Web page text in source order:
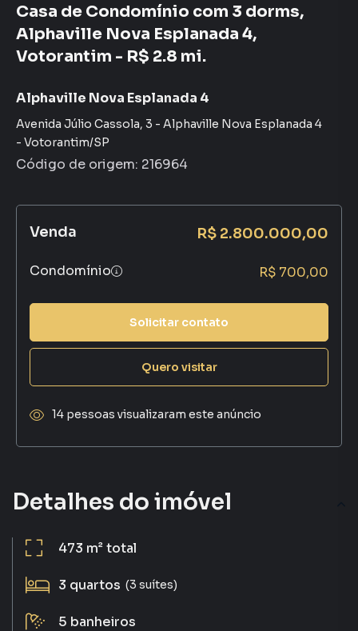
Detalhes do imóvel
473 m²total
3 quartos (3 suítes)
5 banheiros
Casa de Condomínio com 3 dorms,
Alphaville Nova Esplanada 4,
Votorantim - R$ 2.8 mi.
Alphaville Nova Esplanada 4
Avenida Júlio Cassola, 3 - Alphaville Nova Esplanada 4
- Votorantim/SP
Código de origem: 216964
Venda R$ 2.800.000,00
Condomínio R$ 700,00
Solicitar contato
Quero visitar
14 pessoas visualizaram este anúncio